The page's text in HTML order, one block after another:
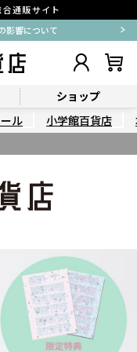
通販サイト
影響について
ショップ
ル 小学館百貨店